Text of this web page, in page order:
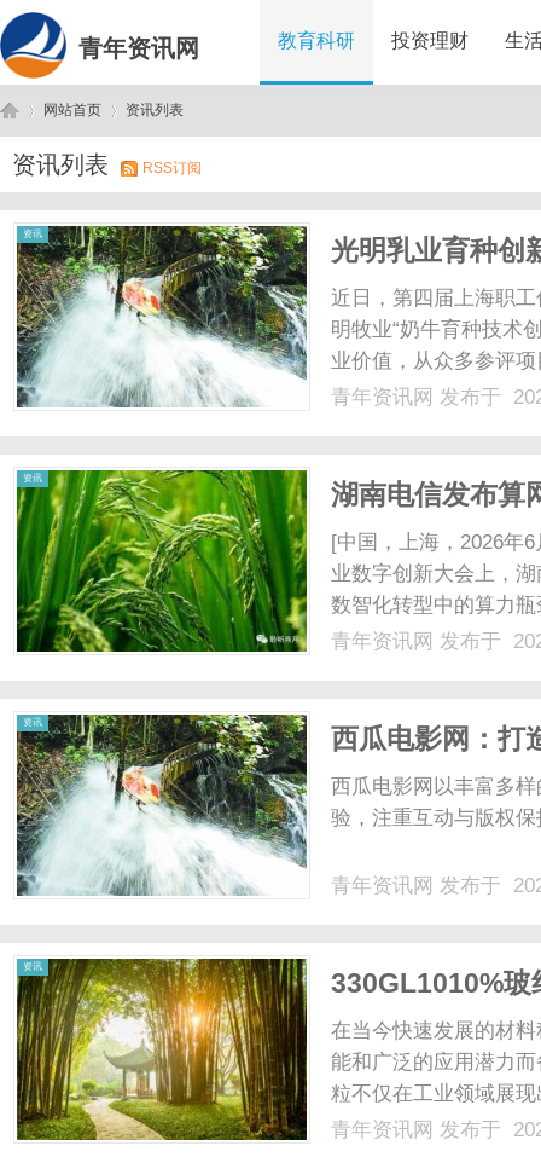
青年资讯网 教育科研 投资理财 生
青 ›
网站首页
›
资讯列表
资讯列表 RSS订阅
资讯
光明乳业育种创
近日，第四届上海职
明牧业“奶牛育种技术
业价值，从众多参评
得光明食品集团职工
青年资讯网 发布于
资讯
湖南电信发布算
惠用算！
[中国，上海，2026年
业数字创新大会上，
数智化转型中的算力
湖南超过4500家潜在
青年资讯网 发布于
资讯
西瓜电影网：打
展望
西瓜电影网以丰富多
验，注重互动与版权
青年资讯网 发布于
资讯
330GL1010%玻
在当今快速发展的材
能和广泛的应用潜力
粒不仅在工业领域展
作用。本文将深入探
青年资讯网 发布于